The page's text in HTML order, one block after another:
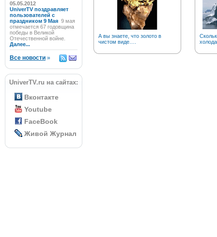
05.05.2012
UniverTV поздравляет
пользователей с
праздником 9 Мая 9 мая
отмечается 67 годовщина
победы в Великой
Отечественной войне.
Далее...
Все новости »
UniverTV.ru на сайтах:
Вконтакте
Youtube
FaceBook
Живой Журнал
А вы знаете, что золото в
чистом виде….